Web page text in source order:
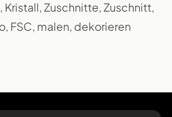
Zuschnitte, Zuschnitt,
FSC, malen, dekorieren